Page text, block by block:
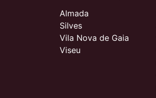
Almada
Silves
Vila Nova de Gaia
Viseu